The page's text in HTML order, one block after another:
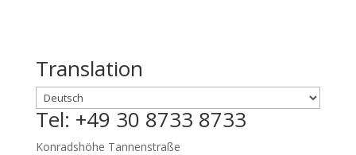
Translation
Tel: +49 30 8733 8733
Konradshöhe Tannenstraße